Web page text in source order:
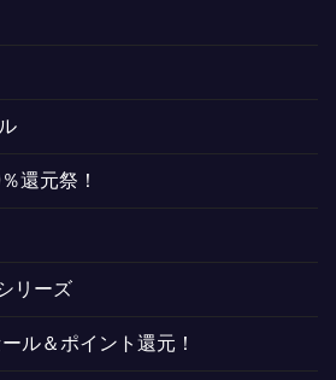
還元祭！
リーズ
ル＆ポイント還元！